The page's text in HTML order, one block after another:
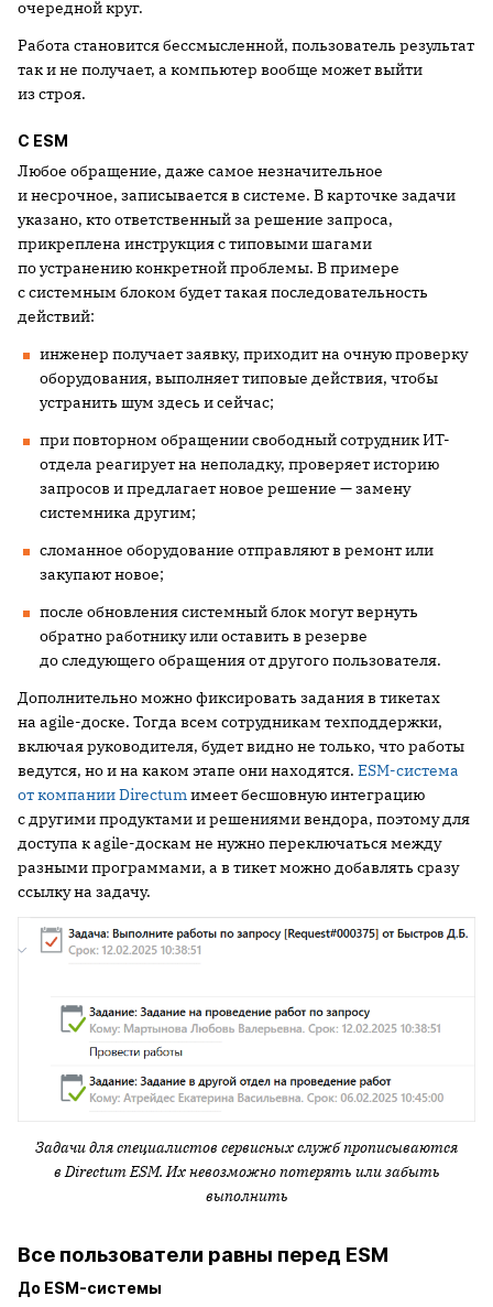
очередной круг.
Работа становится бессмысленной, пользователь результат
так и не получает, а компьютер вообще может выйти
из строя.
С ESM
Любое обращение, даже самое незначительное
и несрочное, записывается в системе. В карточке задачи
указано, кто ответственный за решение запроса,
прикреплена инструкция с типовыми шагами
по устранению конкретной проблемы. В примере
с системным блоком будет такая последовательность
действий:
инженер получает заявку, приходит на очную проверку
оборудования, выполняет типовые действия, чтобы
устранить шум здесь и сейчас;
при повторном обращении свободный сотрудник ИТ-
отдела реагирует на неполадку, проверяет историю
запросов и предлагает новое решение — замену
системника другим;
сломанное оборудование отправляют в ремонт или
закупают новое;
после обновления системный блок могут вернуть
обратно работнику или оставить в резерве
до следующего обращения от другого пользователя.
Дополнительно можно фиксировать задания в тикетах
на agile-доске. Тогда всем сотрудникам техподдержки,
включая руководителя, будет видно не только, что работы
ведутся, но и на каком этапе они находятся. ESM-система
от компании Directumимеет бесшовную интеграцию
с другими продуктами и решениями вендора, поэтому для
доступа к agile-доскам не нужно переключаться между
разными программами, а в тикет можно добавлять сразу
ссылку на задачу.
Задачи для специалистов сервисных служб прописываются
вDirectumESM. Их невозможно потерять или забыть
выполнить
Все пользователи равны перед ESM
До ESM-системы